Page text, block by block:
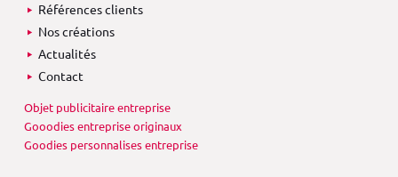
Références clients
Nos créations
Actualités
Contact
Objet publicitaire entreprise
Gooodies entreprise originaux
Goodies personnalises entreprise